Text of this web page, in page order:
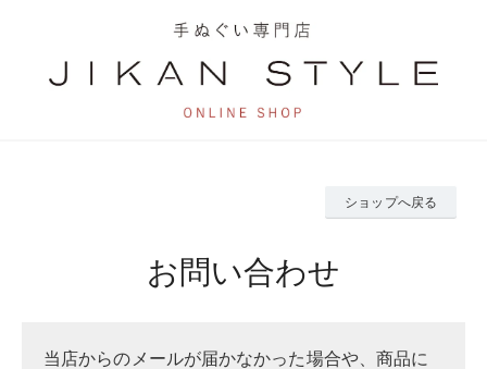
ショップへ戻る
お問い合わせ
当店からのメールが届かなかった場合や、商品に